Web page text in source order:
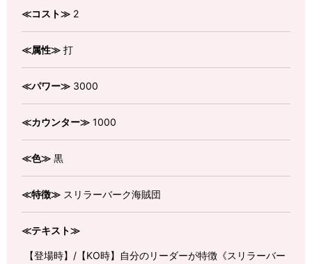
≪コスト≫ 2
≪属性≫ 打
≪パワー≫ 3000
≪カウンター≫ 1000
≪色≫ 黒
≪特徴≫ スリラーバーク海賊団
≪テキスト≫
【登場時】/【KO時】自分のリーダーが特徴《スリラーバー